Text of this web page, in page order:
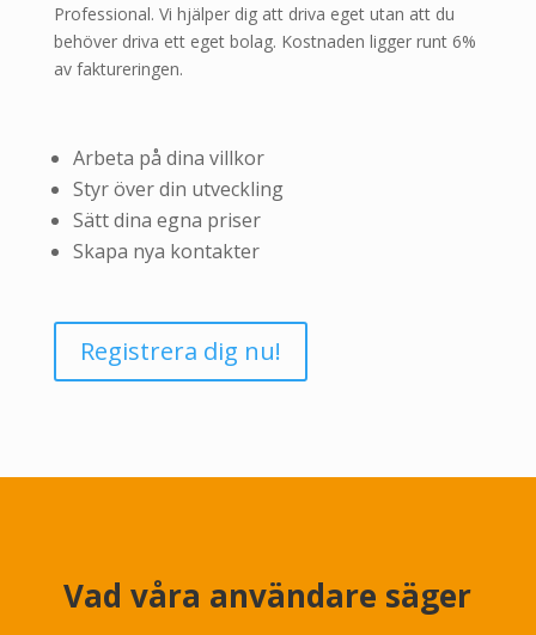
Professional. Vi hjälper dig att driva eget utan att du
behöver driva ett eget bolag. Kostnaden ligger runt 6%
av faktureringen.
Arbeta på dina villkor
Styr över din utveckling
Sätt dina egna priser
Skapa nya kontakter
Registrera dig nu!
Vad våra användare säger